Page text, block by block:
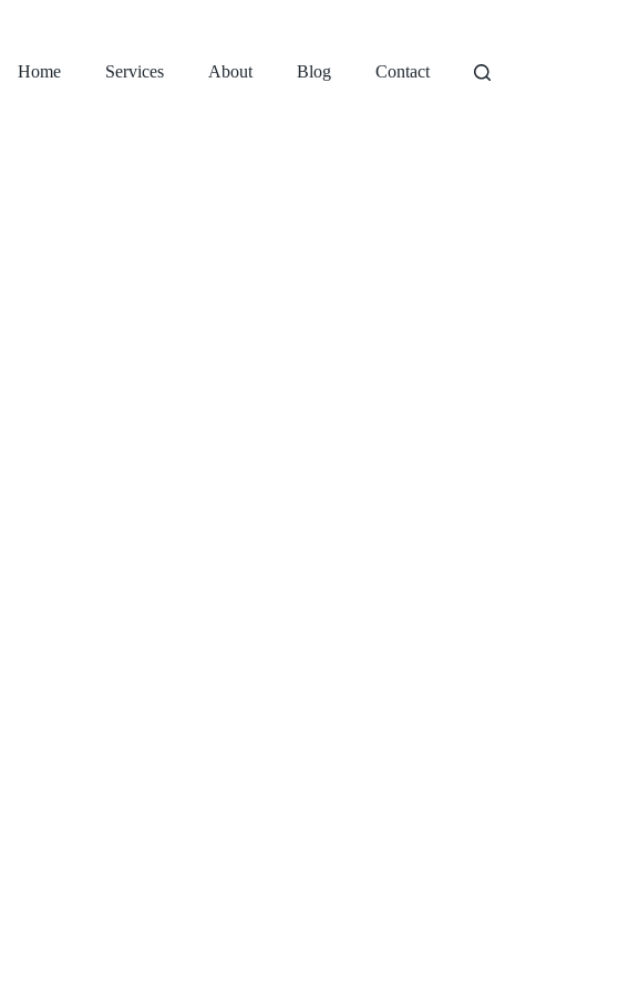
Home
Services About Blog Contact